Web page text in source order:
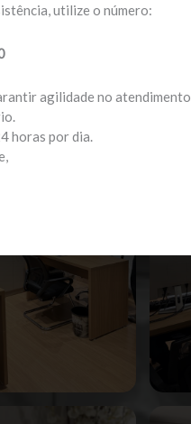
utilize o número:
agilidade no atendimento
horas por dia.